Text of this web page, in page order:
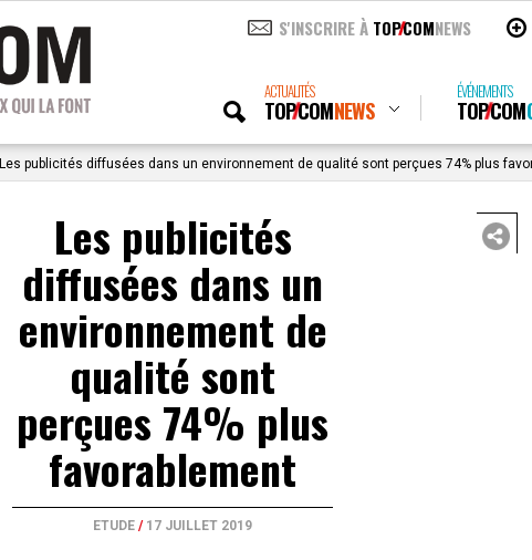
S'INSCRIRE À TOPCOMNEWS
ACTUALITÉS
TOPCOMNEWS
ÉVÉNEMENTS
TOPCOM
Les publicités diffusées dans un environnement de qualité sont perçues 74% plus
Les publicités
diffusées dans un
environnement de
qualité sont
perçues 74% plus
favorablement
ETUDE / 17 JUILLET 2019